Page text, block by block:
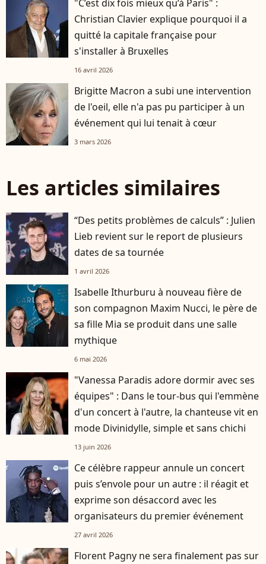
"C’est dix fois mieux qu’à Paris" :
Christian Clavier explique pourquoi il a
quitté la capitale française pour
s'installer à Bruxelles
16 avril 2026
Brigitte Macron a subi une intervention
de l'oeil, elle n'a pas pu participer à un
événement qui lui tenait à cœur
3 mars 2026
Les articles similaires
“Des petits problèmes de calculs” : Julien
Lieb revient sur le report de plusieurs
dates de sa tournée
1 avril 2026
Isabelle Ithurburu à nouveau fière de
son compagnon Maxim Nucci, le père de
sa fille Mia se produit dans une salle
mythique
6 mai 2026
"Vanessa Paradis adore dormir avec ses
équipes" : Dans le tour-bus qui l'emmène
d'un concert à l'autre, la chanteuse vit en
mode Divinidylle, simple et sans chichi
13 juin 2026
Ce célèbre rappeur annule un concert
puis s’envole pour un autre : il réagit et
exprime son désaccord avec les
organisateurs du premier événement
27 avril 2026
Florent Pagny ne sera finalement pas sur